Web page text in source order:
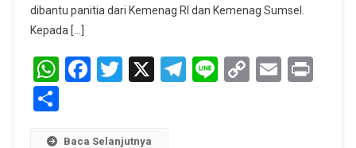
Di
Sembilan
dibantu panitia dari Kemenag RI dan Kemenag Sumsel.
Kepada […]
WhatsApp
Facebook
Twitter
X Telegram
LineCopyEmail
Share
Baca Selanjutnya